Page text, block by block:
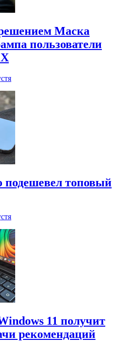
Маска
пользователи
подешевел топовый
11 получит
рекомендаций